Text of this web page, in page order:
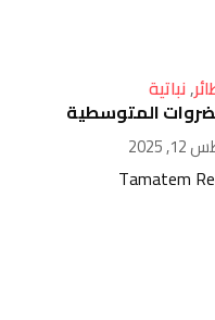
,نباتية
المتوسطية
Tamatem